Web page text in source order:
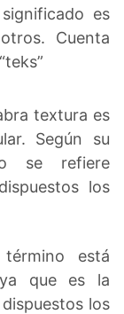
es
Cuenta
textura es
Según su
se refiere
los
está
que es la
los